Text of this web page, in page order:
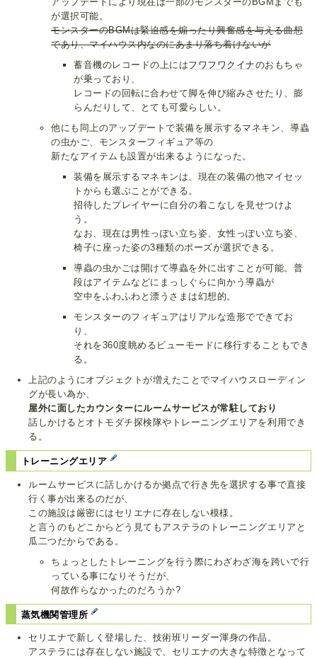
が選択可能。
モンスターのBGMは緊迫感を煽ったり興奮感を与える曲想
であり、マイハウス内なのにあまり落ち着けないが
蓄音機のレコードの上にはフワフワクイナのおもちゃ
が乗っており、
レコードの回転に合わせて脚を伸び縮みさせたり、膨
らんだりして、とても可愛らしい。
他にも同上のアップデートで装備を展示するマネキン、導蟲
の虫かご、モンスターフィギュア等の
新たなアイテムも設置が出来るようになった。
装備を展示するマネキンは、現在の装備の他マイセッ
トからも選ぶことができる。
招待したプレイヤーに自分の着こなしを見せつけよ
う。
なお、現在は男性っぽい立ち姿、女性っぽい立ち姿、
椅子に座った姿の3種類のポーズが選択できる。
導蟲の虫かごは開けて導蟲を外に出すことが可能。普
段はアイテムなどにまっしぐらに向かう導蟲が
空中をふわふわと漂うさまは幻想的。
モンスターのフィギュアはリアルな造形でできてお
り、
それを360度眺めるビューモードに移行することもでき
る。
上記のようにオブジェクトが増えたことでマイハウスローディン
グが長い為か、
屋外に面したカウンターにルームサービスが常駐しており
話しかけるとオトモダチ探検隊やトレーニングエリアを利用でき
る。
トレーニングエリア
ルームサービスに話しかけるか拠点で行き先を選択する事で直接
行く事が出来るのだが、
この施設は厳密にはセリエナに存在しない模様。
と言うのもどこからどう見てもアステラのトレーニングエリアと
瓜二つだからである。
ちょっとしたトレーニングを行う際にわざわざ海を跨いで行
っている事になりそうだが、
何故作らなかったのだろうか?
蒸気機関管理所
セリエナで新しく登場した、技術班リーダー渾身の作品。
アステラには存在しない施設で、セリエナの大きな特徴となって